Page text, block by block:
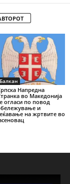
Балкан
Напредна
во Македонија
огласи по повод
и
на жртвите во